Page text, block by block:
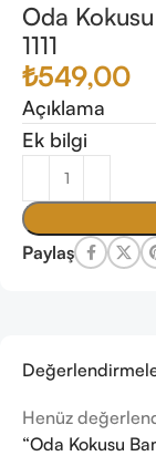
Oda
1111
₺549,00
Açıklama
Ek bilgi
Paylaş
Henüz
“Oda Kokusu